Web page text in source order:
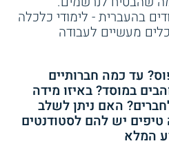
בהעברית - לימודי כלכלה
מעשיים לעבודה
עד כמה חברותיים
במוסד? באיזו מידה
האם ניתן לשלב
טיפים יש להם לסטודנטים
המלא